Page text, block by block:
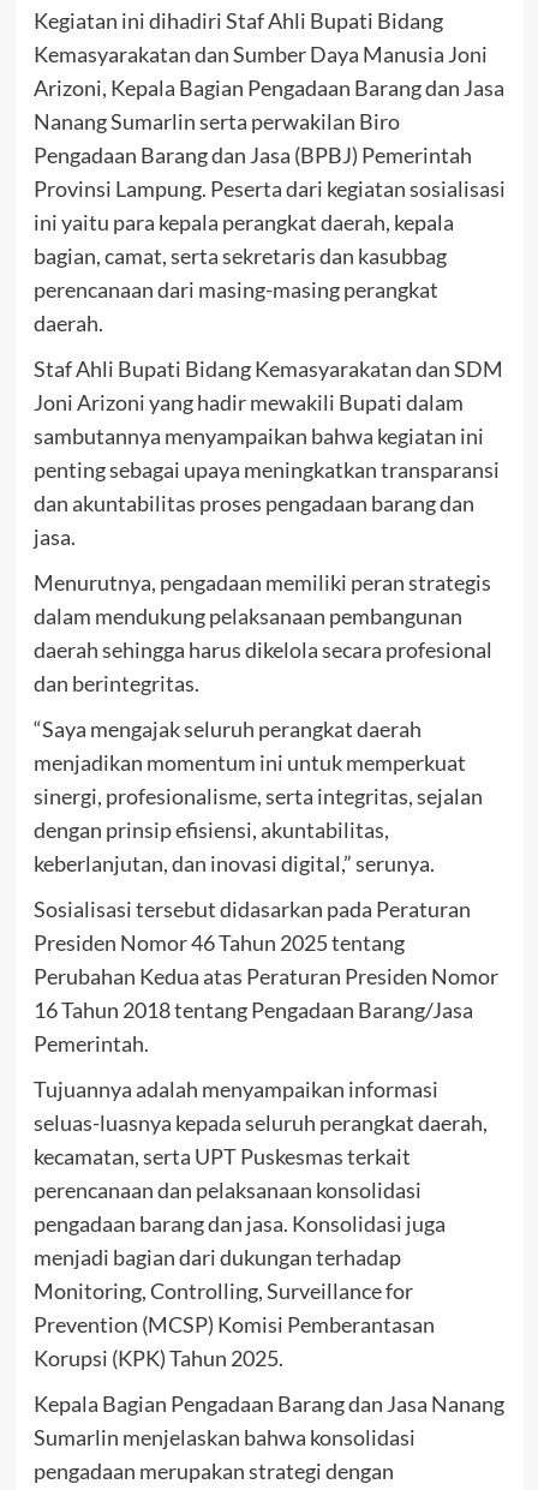
Kegiatan ini dihadiri Staf Ahli Bupati Bidang
Kemasyarakatan dan Sumber Daya Manusia Joni
Arizoni, Kepala Bagian Pengadaan Barang dan Jasa
Nanang Sumarlin serta perwakilan Biro
Pengadaan Barang dan Jasa (BPBJ) Pemerintah
Provinsi Lampung. Peserta dari kegiatan sosialisasi
ini yaitu para kepala perangkat daerah, kepala
bagian, camat, serta sekretaris dan kasubbag
perencanaan dari masing-masing perangkat
daerah.
Staf Ahli Bupati Bidang Kemasyarakatan dan SDM
Joni Arizoni yang hadir mewakili Bupati dalam
sambutannya menyampaikan bahwa kegiatan ini
penting sebagai upaya meningkatkan transparansi
dan akuntabilitas proses pengadaan barang dan
jasa.
Menurutnya, pengadaan memiliki peran strategis
dalam mendukung pelaksanaan pembangunan
daerah sehingga harus dikelola secara profesional
dan berintegritas.
“Saya mengajak seluruh perangkat daerah
menjadikan momentum ini untuk memperkuat
sinergi, profesionalisme, serta integritas, sejalan
dengan prinsip efisiensi, akuntabilitas,
keberlanjutan, dan inovasi digital,” serunya.
Sosialisasi tersebut didasarkan pada Peraturan
Presiden Nomor 46 Tahun 2025 tentang
Perubahan Kedua atas Peraturan Presiden Nomor
16 Tahun 2018 tentang Pengadaan Barang/Jasa
Pemerintah.
Tujuannya adalah menyampaikan informasi
seluas-luasnya kepada seluruh perangkat daerah,
kecamatan, serta UPT Puskesmas terkait
perencanaan dan pelaksanaan konsolidasi
pengadaan barang dan jasa. Konsolidasi juga
menjadi bagian dari dukungan terhadap
Monitoring, Controlling, Surveillance for
Prevention (MCSP) Komisi Pemberantasan
Korupsi (KPK) Tahun 2025.
Kepala Bagian Pengadaan Barang dan Jasa Nanang
Sumarlin menjelaskan bahwa konsolidasi
pengadaan merupakan strategi dengan